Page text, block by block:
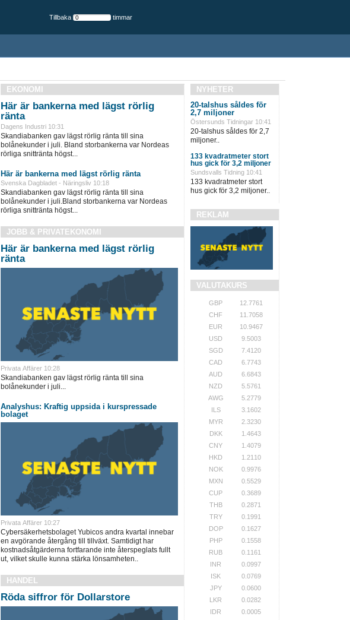
Tillbaka timmar
EKONOMI
Här är bankerna med lägst rörlig
ränta
Dagens Industri 10:31
Skandiabanken gav lägst rörlig ränta till sina
bolånekunder i juli. Bland storbankerna var Nordeas
rörliga snittränta högst...
Här är bankerna med lägst rörlig ränta
Svenska Dagbladet - Näringsliv 10:18
Skandiabanken gav lägst rörlig ränta till sina
bolånekunder i juli.Bland storbankerna var Nordeas
rörliga snittränta högst...
JOBB & PRIVATEKONOMI
Här är bankerna med lägst rörlig
ränta
Privata Affärer 10:28
Skandiabanken gav lägst rörlig ränta till sina
bolånekunder i juli...
Analyshus: Kraftig uppsida i kurspressade
bolaget
Privata Affärer 10:27
Cybersäkerhetsbolaget Yubicos andra kvartal innebar
en avgörande återgång till tillväxt. Samtidigt har
kostnadsåtgärderna fortfarande inte återspeglats fullt
ut, vilket skulle kunna stärka lönsamheten..
HANDEL
Röda siffror för Dollarstore
NYHETER
20-talshus såldes för
2,7 miljoner
Östersunds Tidningar 10:41
20-talshus såldes för 2,7
miljoner..
133 kvadratmeter stort
hus gick för 3,2 miljoner
Sundsvalls Tidning 10:41
133 kvadratmeter stort
hus gick för 3,2 miljoner..
REKLAM
VALUTAKURS
GBP
12.7761
CHF
11.7058
EUR
10.9467
USD
9.5003
SGD
7.4120
CAD
6.7743
AUD
6.6843
NZD
5.5761
AWG
5.2779
ILS
3.1602
MYR
2.3230
DKK
1.4643
CNY
1.4079
HKD
1.2110
NOK
0.9976
MXN
0.5529
CUP
0.3689
THB
0.2871
TRY
0.1991
DOP
0.1627
PHP
0.1558
RUB
0.1161
INR
0.0997
ISK
0.0769
JPY
0.0600
LKR
0.0282
IDR
0.0005